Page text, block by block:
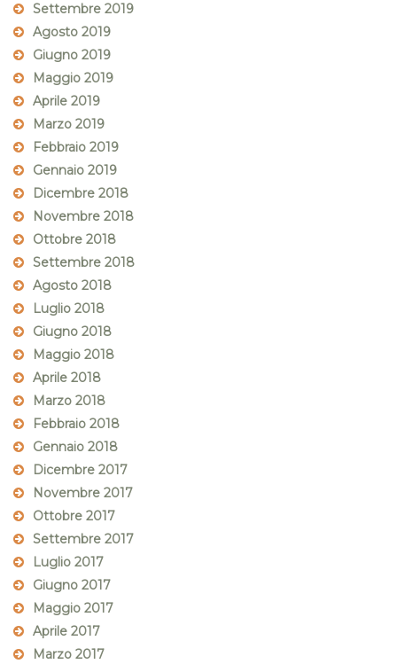
Settembre 2019
Agosto 2019
Giugno 2019
Maggio 2019
Aprile 2019
Marzo 2019
Febbraio 2019
Gennaio 2019
Dicembre 2018
Novembre 2018
Ottobre 2018
Settembre 2018
Agosto 2018
Luglio 2018
Giugno 2018
Maggio 2018
Aprile 2018
Marzo 2018
Febbraio 2018
Gennaio 2018
Dicembre 2017
Novembre 2017
Ottobre 2017
Settembre 2017
Luglio 2017
Giugno 2017
Maggio 2017
Aprile 2017
Marzo 2017